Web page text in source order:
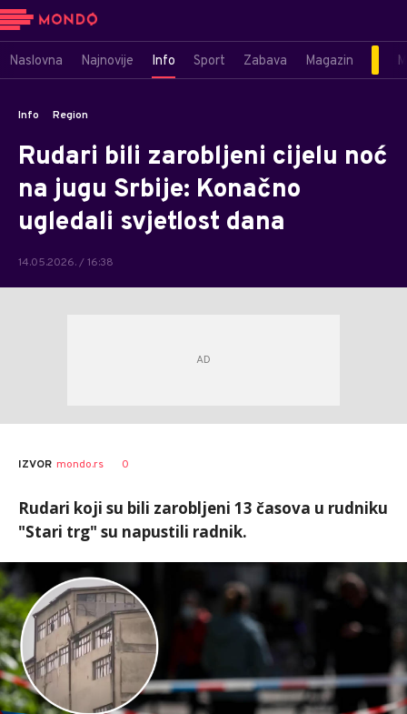
Naslovna Najnovije Info Sport Zabava Magazin
Info Region
Rudari bili zarobljeni cijelu noć
na jugu Srbije: Konačno
ugledali svjetlost dana
14.05.2026. / 16:38
IZVOR mondo.rs 0
Rudari koji su bili zarobljeni 13 časova u rudniku
"Stari trg" su napustili radnik.